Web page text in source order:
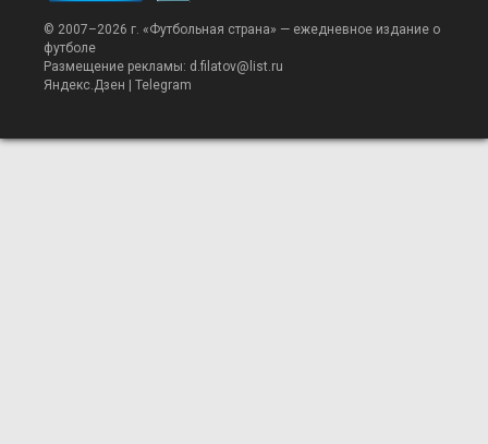
© 2007–2026 г. «Футбольная страна» — ежедневное издание о
футболе
Размещение рекламы: d.filatov@list.ru
Яндекс.Дзен
Telegram